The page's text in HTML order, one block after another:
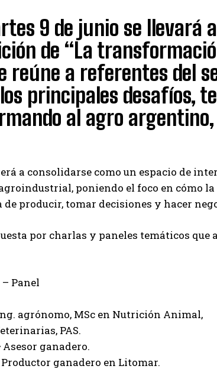
Newsletter
9 de junio se llevará
de “La
reúne a referentes del
principales desafíos,
al agro
a consolidarse como un espacio de
poniendo el foco en cómo
producir, tomar decisiones y hacer
por charlas y paneles temáticos
Panel
agrónomo, MSc en Nutrición Animal,
PAS.
Asesor ganadero.
Productor ganadero en Litomar.